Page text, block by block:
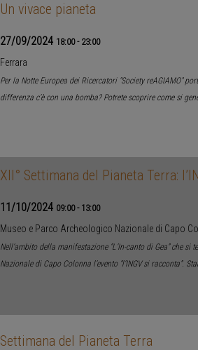
Un vivace pianeta
27/09/2024 18:00- 23:00
Ferrara
Per la Notte Europea dei Ricercatori "Society reAGIAMO"
differenza c’è con una bomba? Potrete scoprire come si
XII° Settimana del Pianeta Terra:
11/10/2024 09:00- 13:00
Museo e Parco Archeologico Nazionale di Capo
Nell’ambito della manifestazione “L’In-canto di Gea” che
Nazionale di Capo Colonna l’evento “l’INGV si racconta”.
Settimana del Pianeta Terra